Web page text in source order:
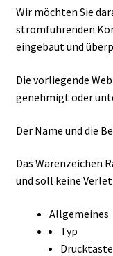
Wir möchten Sie
stromführenden
eingebaut und
Die vorliegende
genehmigt oder
Der Name und die
Das Warenzeichen
und soll keine
Allgemeines
Typ